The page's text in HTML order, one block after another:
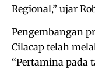
Regional,” ujar
Pengembangan
Cilacap telah
“Pertamina pada